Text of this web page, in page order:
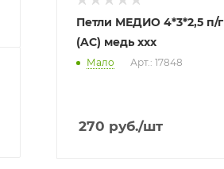
Петли МЕДИО 4*3*2,5 п/г
(AC) медь ххх
Мало Арт.: 17848
270 руб./шт